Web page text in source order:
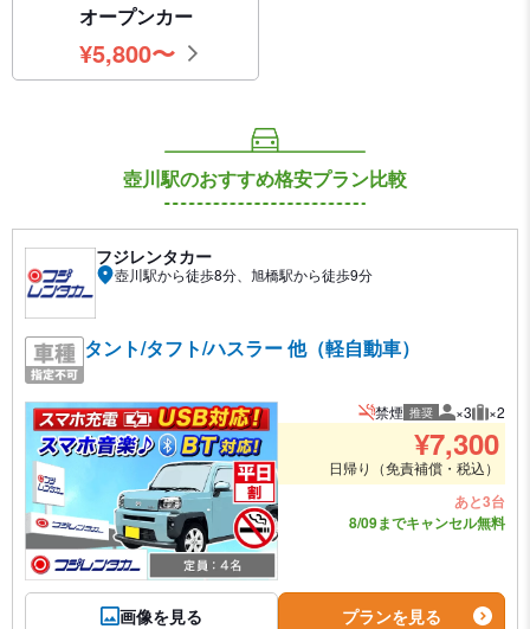
オープンカー
¥5,800円
〜
壺川駅のおすすめ格安プラン比較
フジレンタカー
壺川駅から徒歩8分、旭橋駅から徒歩9分
タント/タフト/ハスラー 他（軽自動車）
画像を見る
禁煙 推奨 推奨人数
×3 推奨
×2
¥7,300
日帰り（免責補償・税込）
あと3台
8/09までキャンセル無料
プランを見る